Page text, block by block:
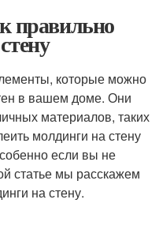
правильно
которые можно
в вашем доме. Они
материалов, таких
молдинги на стену
если вы не
статье мы расскажем
на стену.